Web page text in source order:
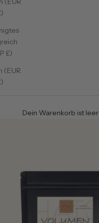
£)
(EUR
Dein Warenkorb ist leer